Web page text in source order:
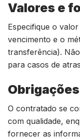
Valores e
Especifique o
vencimento e o
transferência).
para casos de
O contratado se
com qualidade,
fornecer as